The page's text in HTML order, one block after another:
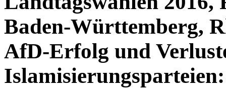
Baden-Württemberg,
AfD-Erfolg und
Islamisierungsparteien: